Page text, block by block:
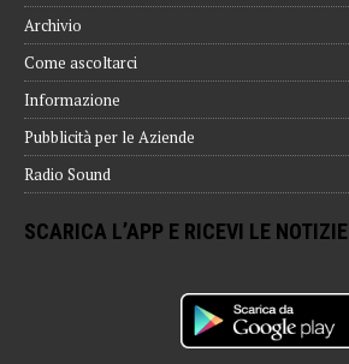
Archivio
Come ascoltarci
Informazione
Pubblicità per le Aziende
Radio Sound
SCARICA L’APP E RICEVI LE NOTIZIE